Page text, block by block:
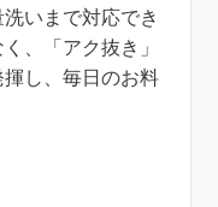
いまで対応でき
、「アク抜き」
し、毎日のお料